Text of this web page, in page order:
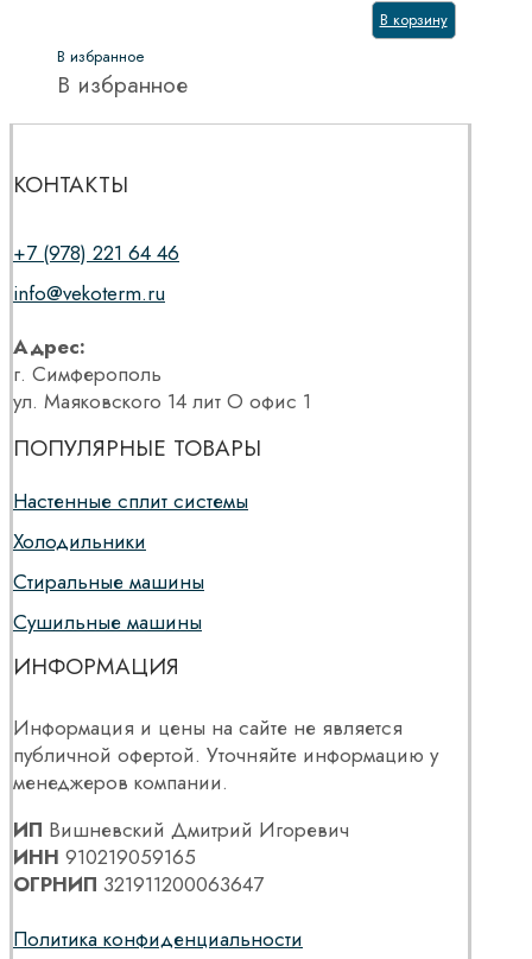
В корзину
В избранное
В избранное
КОНТАКТЫ
+7 (978) 221 64 46
info@vekoterm.ru
Адрес:
г. Симферополь
ул. Маяковского 14 лит О офис 1
ПОПУЛЯРНЫЕ ТОВАРЫ
Настенные сплит системы
Холодильники
Стиральные машины
Сушильные машины
ИНФОРМАЦИЯ
Информация и цены на сайте не является
публичной офертой. Уточняйте информацию у
менеджеров компании.
ИП Вишневский Дмитрий Игоревич
ИНН 910219059165
ОГРНИП 321911200063647
Политика конфиденциальности